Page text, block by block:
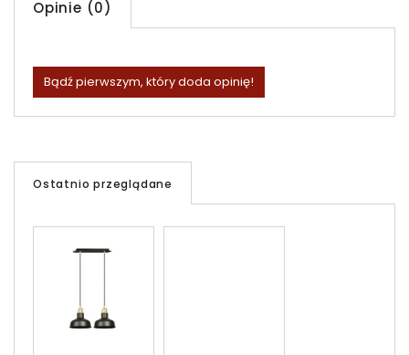
Opinie (0)
Bądź pierwszym, który doda opinię!
Ostatnio przeglądane